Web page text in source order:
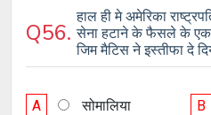
Q56.
हाल ही मे अमेरिका
सेना हटाने के फैसले के एक
जिम मैटिस ने इस्तीफा दे
A सोमालिया B